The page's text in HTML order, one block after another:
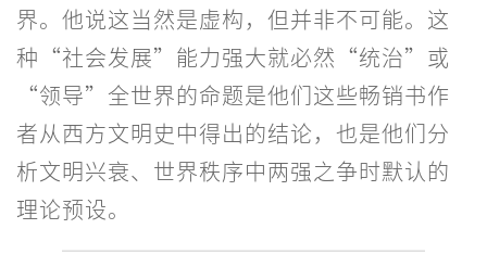
界。他说这当然是虚构，但并非不可能。这
种“社会发展”能力强大就必然“统治”或
“领导”全世界的命题是他们这些畅销书作
者从西方文明史中得出的结论，也是他们分
析文明兴衰、世界秩序中两强之争时默认的
理论预设。